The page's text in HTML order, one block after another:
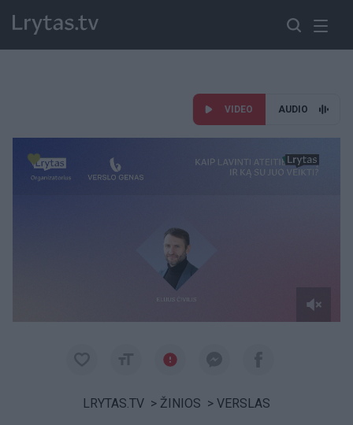
VIDEO AUDIO
Paremkite Ukrainą
LRYTAS.TV > ŽINIOS > VERSLAS